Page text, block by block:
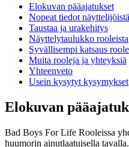
Elokuvan pääajatukset
Nopeat tiedot näyttelijöistä
Taustaa ja urakehitys
Näyttelytaulukko rooleista
Syvällisempi katsaus
Muita rooleja ja yhteyksiä
Yhteenveto
Usein kysytyt kysymykset
Elokuvan
Bad Boys For Life Rooleissa
huumorin ainutlaatuisella